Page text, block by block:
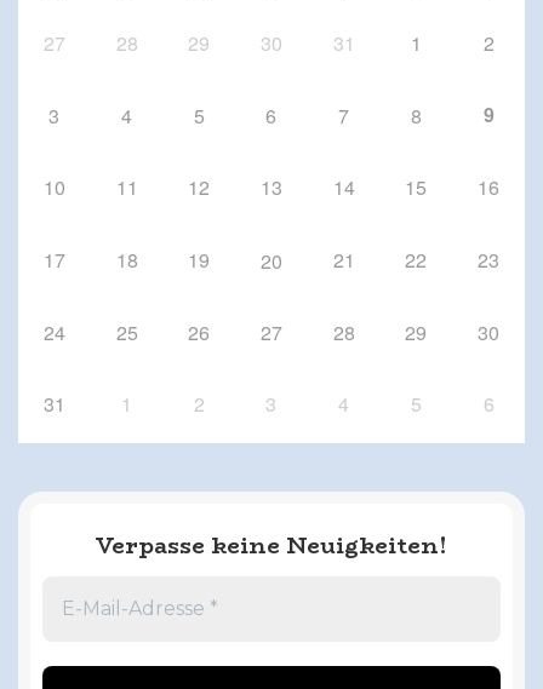
27 28 29 30 31 1 2
3 4 5 6 7 8 9
10 11 12 13 14 15 16
17 18 19 20 21 22 23
24 25 26 27 28 29 30
31 1 2 3 4 5 6
Verpasse keine Neuigkeiten!